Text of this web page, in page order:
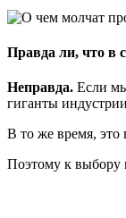
Правда ли, что в
Неправда. Если
гиганты
В то же время, это
Поэтому к выбору